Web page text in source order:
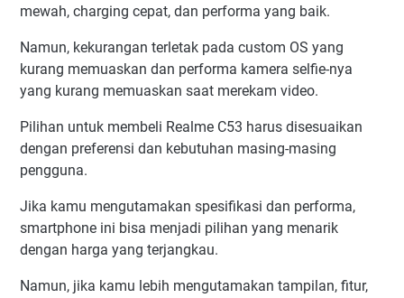
mewah, charging cepat, dan performa yang baik.
Namun, kekurangan terletak pada custom OS yang
kurang memuaskan dan performa kamera selfie-nya
yang kurang memuaskan saat merekam video.
Pilihan untuk membeli Realme C53 harus disesuaikan
dengan preferensi dan kebutuhan masing-masing
pengguna.
Jika kamu mengutamakan spesifikasi dan performa,
smartphone ini bisa menjadi pilihan yang menarik
dengan harga yang terjangkau.
Namun, jika kamu lebih mengutamakan tampilan, fitur,